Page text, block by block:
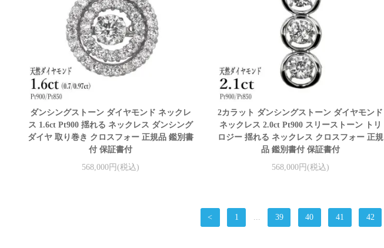
ダンシングストーン ダイヤモンド ネックレ
ス 1.6ct Pt900 揺れる ネックレス ダンシング
ダイヤ 取り巻き クロスフォー 正規品 鑑別書
付 保証書付
568,000円(税込)
2カラット ダンシングストーン ダイヤモンド
ネックレス 2.0ct Pt900 スリーストーン トリ
ロジー 揺れる ネックレス クロスフォー 正規
品 鑑別書付 保証書付
568,000円(税込)
< 1 ... 39 40 41 42